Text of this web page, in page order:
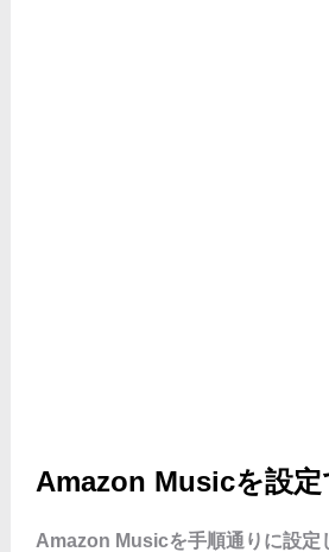
Amazon Musicを設定
Amazon Musicを手順通りに設定